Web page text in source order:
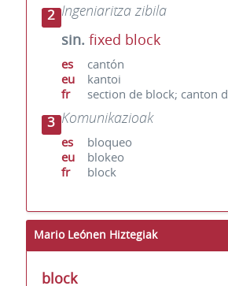
2 Ingeniaritza zibila
sin. fixed block
es
cantón
eu
kantoi
fr
section de block; canton
3 Komunikazioak
es
bloqueo
eu
blokeo
fr
block
Mario Leónen Hiztegiak
block